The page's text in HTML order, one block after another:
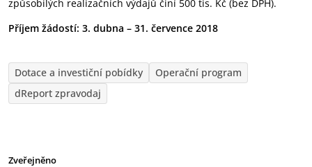
způsobilých realizačních výdajů činí 500 tis. Kč (bez DPH).
Příjem žádostí: 3. dubna – 31. července 2018
Dotace a investiční pobídky
Operační program
dReport zpravodaj
Zveřejněno